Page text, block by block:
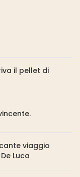
il pellet di
viaggio
Luca